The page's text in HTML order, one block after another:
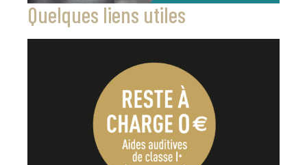
Quelques liens utiles